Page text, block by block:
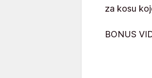
za kosu
BONUS